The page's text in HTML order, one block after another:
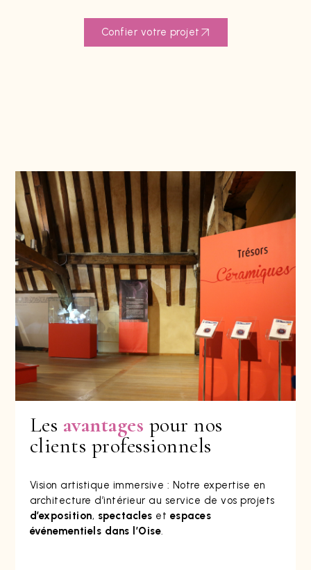
Confier votre projet
Les avantages pour nos
clients professionnels
Vision artistique immersive : Notre expertise en
architecture d’intérieur au service de vos projets
d’exposition, spectacles et espaces
événementiels dans l’Oise.